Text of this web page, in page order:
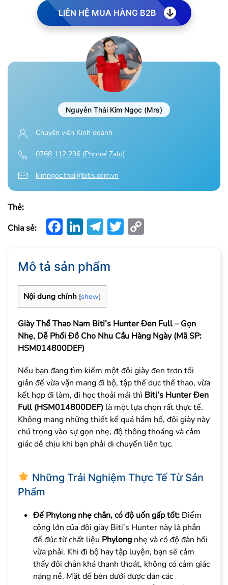
LIÊN HỆ MUA HÀNG B2B
Nguyễn Thái Kim Ngọc (Mrs)
Chuyên viên Kinh doanh
0768 112 296 (Phone/ Zalo)
kimngoc.thai@bitis.com.vn
Thẻ:
Chia sẻ:
Facebook
LinkedIn
Telegram
Twitter
Mô tả sản phẩm
Nội dung chính [show]
Giày Thể Thao Nam Biti’s Hunter Đen Full – Gọn
Nhẹ, Dễ Phối Đồ Cho Nhu Cầu Hàng Ngày (Mã SP:
HSM014800DEF)
Nếu bạn đang tìm kiếm một đôi giày đen trơn tối
giản để vừa vặn mang đi bộ, tập thể dục thể thao, vừa
kết hợp đi làm, đi học thoải mái thì Biti’s Hunter Đen
Full (HSM014800DEF) là một lựa chọn rất thực tế.
Không mang những thiết kế quá hầm hố, đôi giày này
chú trọng vào sự gọn nhẹ, độ thông thoáng và cảm
giác dễ chịu khi bạn phải di chuyển liên tục.
Những Trải Nghiệm Thực Tế Từ Sản
Phẩm
Đế Phylong nhẹ chân, có độ uốn gấp tốt:Điểm
cộng lớn của đôi giày Biti’s Hunter này là phần
đế đúc từ chất liệu Phylong nhẹ và có độ đàn hồi
vừa phải. Khi đi bộ hay tập luyện, bạn sẽ cảm
thấy đôi chân khá thanh thoát, không có cảm giác
nặng nề. Mặt đế bên dưới được dán các